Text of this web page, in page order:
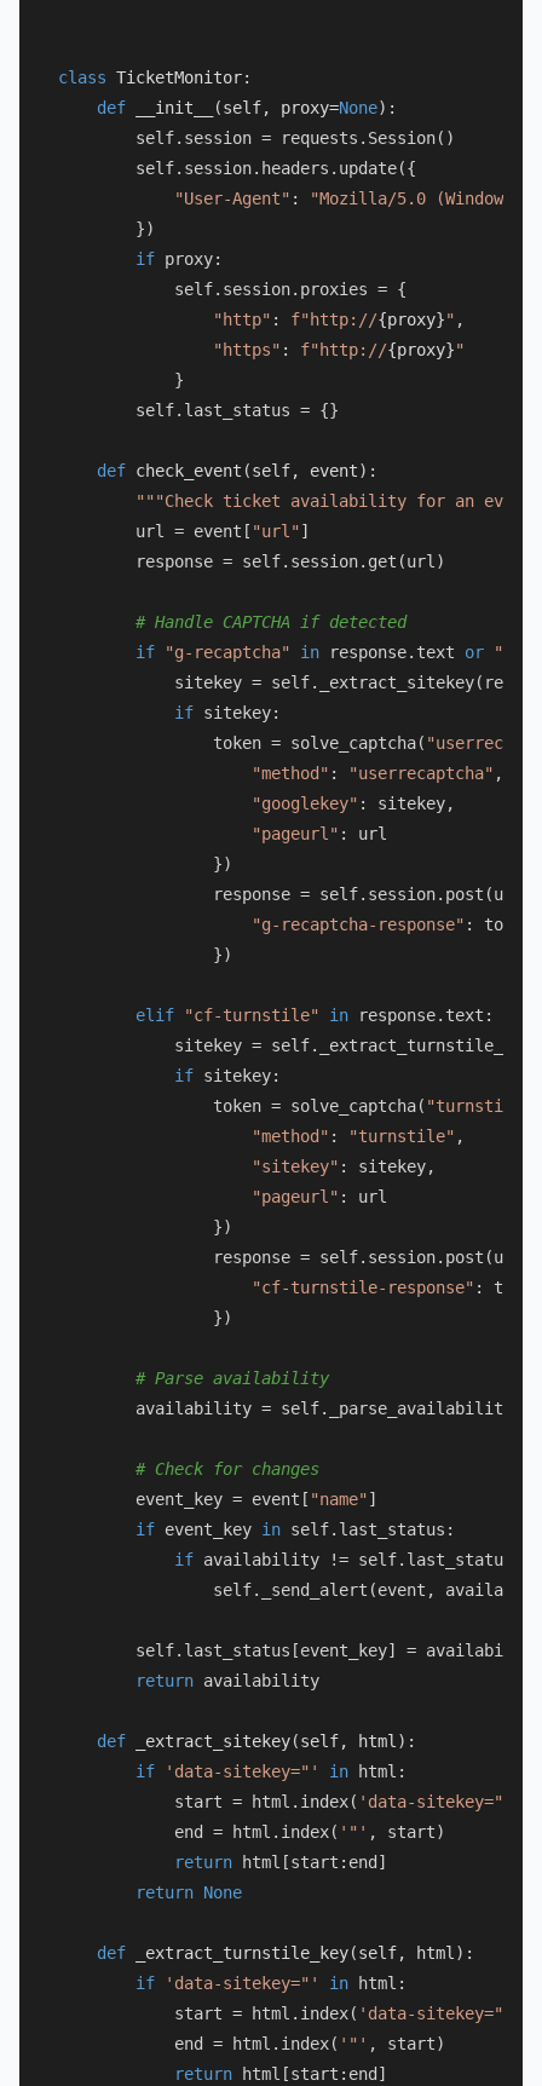
class TicketMonitor:
def
__init__ (self, proxy=None):
        self.session = requests.Session()
        self.session.headers.update({
"User-Agent" :
"Mozilla/5.0 (Windows
        })
if proxy:
            self.session.proxies = {
"http" : f"http://{proxy}" ,
"https" : f"http://{proxy}"
            }
        self.last_status = {}
def check_event (self, event):
"""Check ticket availability for an event,
        url = event[
"url" ]
        response = self.session.get(url)
# Handle CAPTCHA if detected
if
"g-recaptcha" in response.text or
sitekey =
if sitekey:
                token = solve_captcha(
"method" : "userrecaptcha" ,
"googlekey" : sitekey,
"pageurl" : url
                })
response = self.session.post(url,
"g-recaptcha-response" : token
                })
elif "cf-turnstile" in response.text:
sitekey =
if sitekey:
                token = solve_captcha(
"turnstile"
"method" : "turnstile" ,
"sitekey" : sitekey,
"pageurl" : url
                })
response = self.session.post(url,
"cf-turnstile-response" : token
                })
# Parse availability
availability =
# Check for changes
        event_key = event[
"name" ]
if event_key in self.last_status:
if availability !=
self._send_alert(event,
        self.last_status[event_key] = availability
return availability
def _extract_sitekey(self, html):
if
'data-sitekey="' in html:
            start = html.index(
'data-sitekey="'
            end = html.index(
'"' , start)
return html[start:end]
return None
def _extract_turnstile_key(self, html):
if
'data-sitekey="' in html:
            start = html.index(
'data-sitekey="'
            end = html.index(
'"' , start)
return html[start:end]